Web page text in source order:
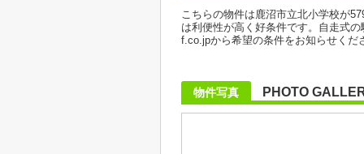
こちらの物件は鹿沼市立北小学校が
は利便性が高く好条件です。自走式
f.co.jpから希望の条件をお知らせくだ
物件写真 PHOTO